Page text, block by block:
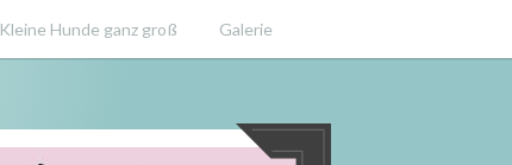
Kleine Hunde ganz groß Galerie